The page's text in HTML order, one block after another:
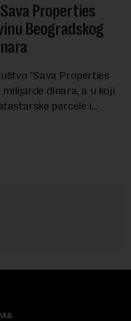
Properties
Beogradskog
"Sava Properties
milijarde dinara, a u koji
parcele i